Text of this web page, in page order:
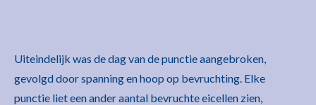
Uiteindelijk was de dag van de punctie aangebroken,
gevolgd door spanning en hoop op bevruchting. Elke
punctie liet een ander aantal bevruchte eicellen zien,